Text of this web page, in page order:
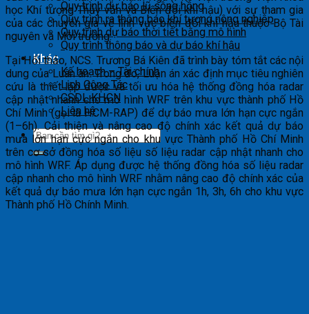
Quy trình dự báo lũ sông hồng
Quy trình ra thông báo khí tượng nông nghiệp
Quy trình dự báo thời tiết bằng mô hình
Quy trình thông báo và dự báo khí hậu
Khác
Kế hoạch – Tài chính
Lịch Công Tác
CSDL KHCN
Liên hệ
học Khí tượng Thủy văn và Biến đổi khí hậu) với sự tham gia
của các chuyên gia về lĩnh vực biến đổi khí hậu thuộc Bộ Tài
nguyên và Môi trường.
Tại Hổi thảo, NCS. Trương Bá Kiên đã trình bày tóm tắt các nội
dung của Luân án. Trong đó, Luận án xác định mục tiêu nghiên
cứu là thiết lập được và tối ưu hóa hệ thống đồng hóa radar
cập nhật nhanh cho mô hình WRF trên khu vực thành phố Hồ
Chí Minh (gọi là HCM-RAP) để dự báo mưa lớn hạn cực ngắn
(1–6h). Cải thiện và nâng cao độ chính xác kết quả dự báo
mưa lớn hạn cực ngắn cho khu vực Thành phố Hồ Chí Minh
trên cơ sở đồng hóa số liệu số liệu radar cập nhật nhanh cho
mô hình WRF. Áp dụng được hệ thống đồng hóa số liệu radar
cập nhanh cho mô hình WRF nhằm nâng cao độ chính xác của
kết quả dự báo mưa lớn hạn cực ngắn 1h, 3h, 6h cho khu vực
Thành phố Hồ Chính Minh.